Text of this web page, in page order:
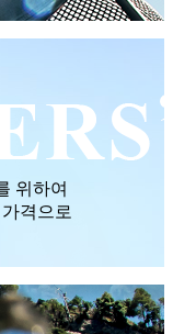
위하여
격으로